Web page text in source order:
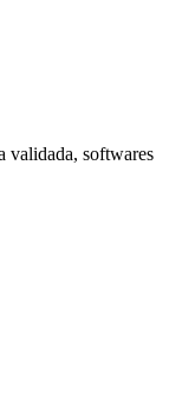
validada, softwares